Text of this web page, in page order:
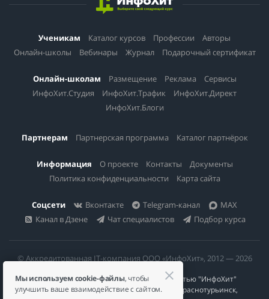
Ученикам Каталог курсов Профессии
Авторы
Онлайн-школы
Вебинары Журнал Подарочный сертификат
Онлайн-школам Размещение Реклама
Сервисы
ИнфоХит.Студия
ИнфоХит.Трафик
ИнфоХит.Директ
ИнфоХит.Блоги
Партнерам Партнерская программа Каталог партнёрок
Информация О проекте Контакты
Документы
Политика конфиденциальности
Карта сайта
Соцсети Вконтакте Telegram-канал
MAX
Канал в Дзене
Чат специалистов Подбор курса
© Аккредитованная IT-компания ООО «ИнфоХит», 2012 — 2026
Общество с ограниченной ответственностью "ИнфоХит"
624446, Россия, Свердловская область, г. Краснотурьинск,
Мы используем cookie-файлы, чтобы
улучшить ваше взаимодействие с сайтом.